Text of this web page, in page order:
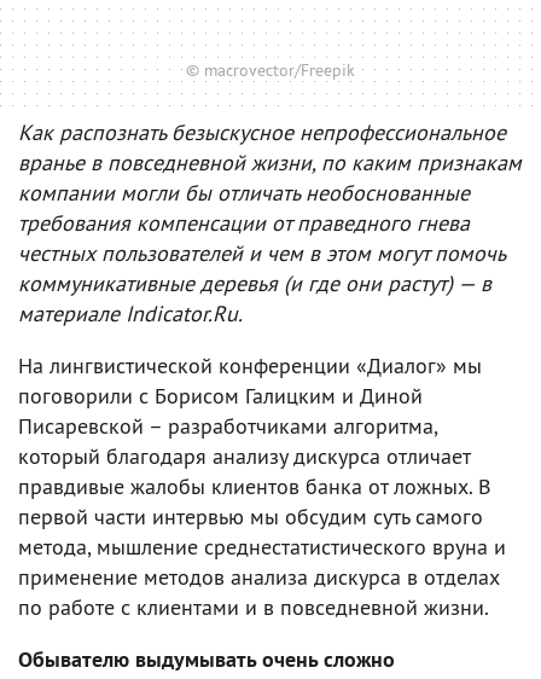
© macrovector/Freepik
Как распознать безыскусное непрофессиональное
вранье в повседневной жизни, по каким признакам
компании могли бы отличать необоснованные
требования компенсации от праведного гнева
честных пользователей и чем в этом могут помочь
коммуникативные деревья (и где они растут) — в
материале Indicator.Ru.
На лингвистической конференции «Диалог» мы
поговорили с Борисом Галицким и Диной
Писаревской – разработчиками алгоритма,
который благодаря анализу дискурса отличает
правдивые жалобы клиентов банка от ложных. В
первой части интервью мы обсудим суть самого
метода, мышление среднестатистического вруна и
применение методов анализа дискурса в отделах
по работе с клиентами и в повседневной жизни.
Обывателю выдумывать очень сложно